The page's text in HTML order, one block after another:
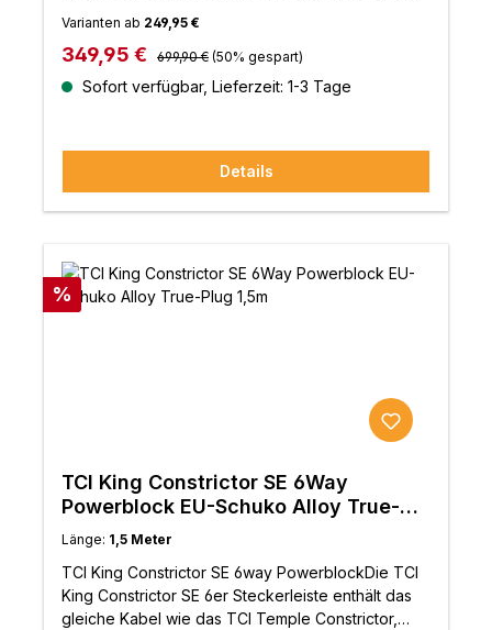
Kupfererdungsdraht. Er hat eine größere
Querschnittsfläche und eine höhere Silbermenge,
wodurch er ein niedrigeres Grundrauschen
präzisere Klangbühne. Durch die Möglichkeit, die
Klangqualität von 6 Hi-Fi-Geräten zu verbessern,
bietet diese Leiste ein erstaunliches Preis-
Leistungs-Verhältnis.Eigenschaften:16 x PTFE-
für erstklassige HF-Unterdrückung und
FilterungPolyolefin/Polyester-Geflecht für
AbriebfestigkeitTrue-Plug™6-Wege-Powerblock
Varianten ab 249,95 €
Verkaufspreis:
349,95 € Regulärer Preis:
699,90 € (50% gespart)
Sofort verfügbar, Lieferzeit: 1-3 Tage
Details
Rabatt
%
TCI King Constrictor SE 6Way
Powerblock EU-Schuko Alloy True-
Plug 1,5m
Länge: 1,5 Meter
TCI King Constrictor SE 6way PowerblockDie TCI
King Constrictor SE 6er Steckerleiste enthält das
gleiche Kabel wie das TCI Temple Constrictor,